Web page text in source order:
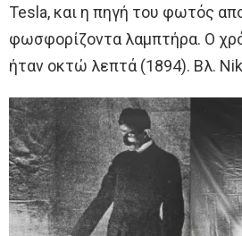
Tesla, και η πηγή του φωτός
φωσφορίζοντα λαμπτήρα. Ο
ήταν οκτώ λεπτά (1894). Βλ.